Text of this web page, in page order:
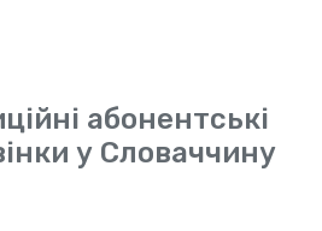
абонентські
у Словаччину